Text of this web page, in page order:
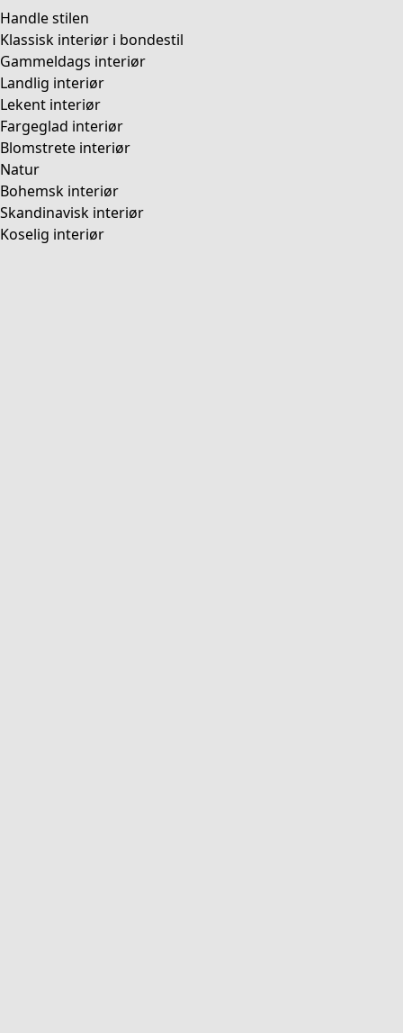
Handle stilen
Klassisk interiør i bondestil
Gammeldags interiør
Landlig interiør
Lekent interiør
Fargeglad interiør
Blomstrete interiør
Natur
Bohemsk interiør
Skandinavisk interiør
Koselig interiør